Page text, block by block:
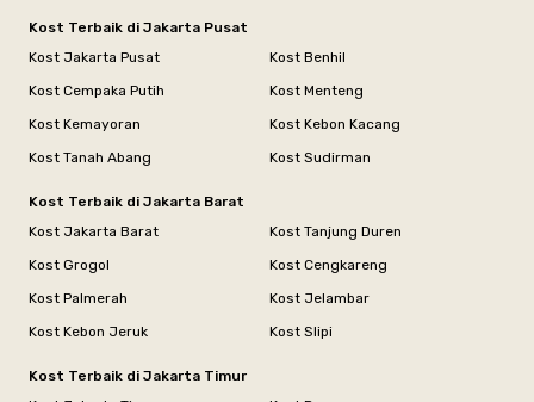
Kost Terbaik di Jakarta Pusat
Kost Jakarta Pusat
Kost Benhil
Kost Cempaka Putih
Kost Menteng
Kost Kemayoran
Kost Kebon Kacang
Kost Tanah Abang
Kost Sudirman
Kost Terbaik di Jakarta Barat
Kost Jakarta Barat
Kost Tanjung Duren
Kost Grogol
Kost Cengkareng
Kost Palmerah
Kost Jelambar
Kost Kebon Jeruk
Kost Slipi
Kost Terbaik di Jakarta Timur